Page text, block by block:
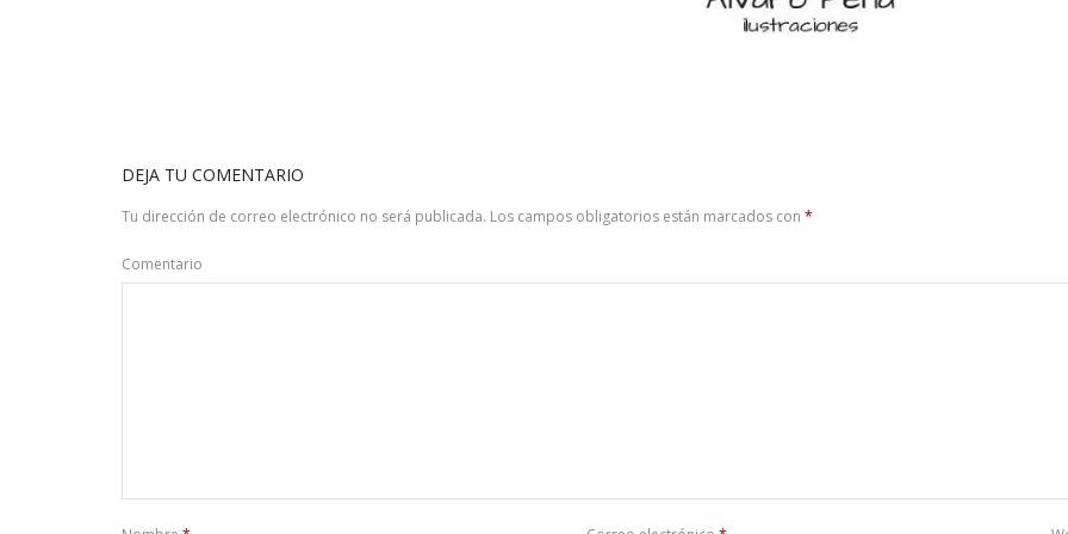
DEJA TU COMENTARIO
Tu dirección de correo electrónico no será publicada. Los campos obligatorios están marcados con *
Comentario